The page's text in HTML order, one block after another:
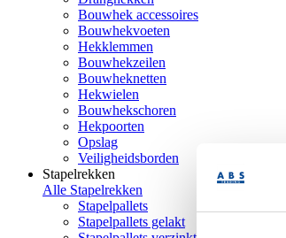
Bouwhek accessoires
Bouwhekvoeten
Hekklemmen
Bouwhekzeilen
Bouwheknetten
Hekwielen
Bouwhekschoren
Hekpoorten
Opslag
Veiligheidsborden
Stapelrekken
Alle Stapelrekken
Stapelpallets
Stapelpallets gelakt